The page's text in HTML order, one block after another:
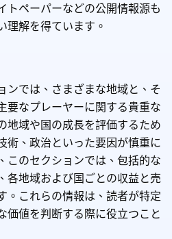
トペーパーなどの公開情報源も
理解を得ています。
ンでは、さまざまな地域と、そ
要なプレーヤーに関する貴重な
地域や国の成長を評価するため
術、政治といった要因が慎重に
このセクションでは、包括的な
各地域および国ごとの収益と売
。これらの情報は、読者が特定
価値を判断する際に役立つこと